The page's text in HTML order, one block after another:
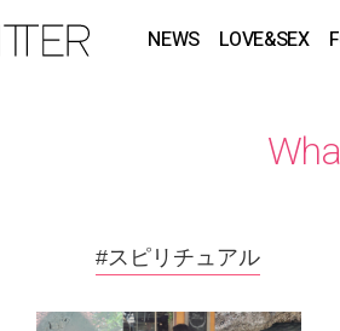
NEWS LOVE&SEX
#スピリチュアル